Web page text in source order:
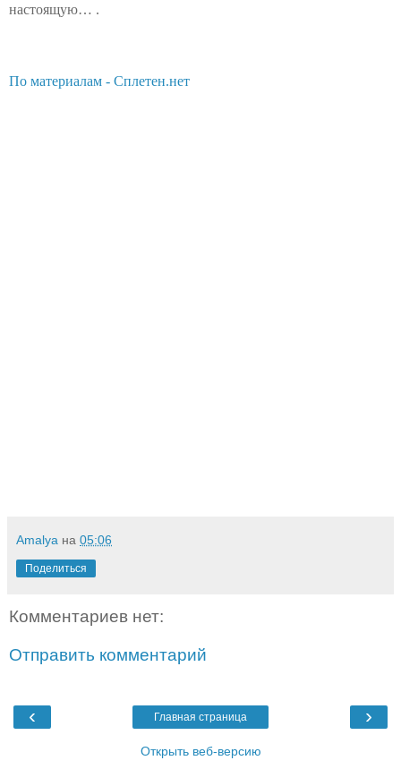
настоящую… .
По материалам - Сплетен.нет
Amalya на 05:06
Поделиться
Комментариев нет:
Отправить комментарий
‹ ›
Главная страница
Открыть веб-версию